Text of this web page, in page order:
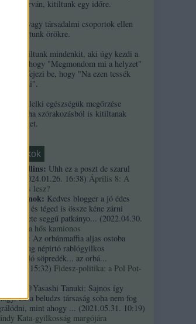
durván, kitiltunk egy időre.
népek vagy társadalmi csoportok ellen
kitiltunk örökre.
kitiltunk mindenkit, aki úgy kezdi a
hogy "Megmondom mi a helyzet"
úgy fejezi be, hogy "Na ezen tessék
szerzők lelki egészségük megőrzése
néha szórakozásból is kitiltanak
topikok
collins: Uhh ez a poszt de szarul
2024.01.26. 16:38) Április 8: A
kevés lesz?
Kedves blogger a jó édes
és téged is össze kéne zárni
a fekete seggű patkányo... (2022.04.30.
Árpi, a hős kamionos
Az orbánmaffia aljas ostoba
hazug népirtó rablógyilkos
söpredék... az orbá...
15:32) Fidesz-politika: a Pol Pot-
@Yasashi Tanuki: Sajnos így
Ez a beludzs társaság soha nem fog
mint ahogy ... (2021.05.31. 10:19)
Kata-gyilkosság margójára